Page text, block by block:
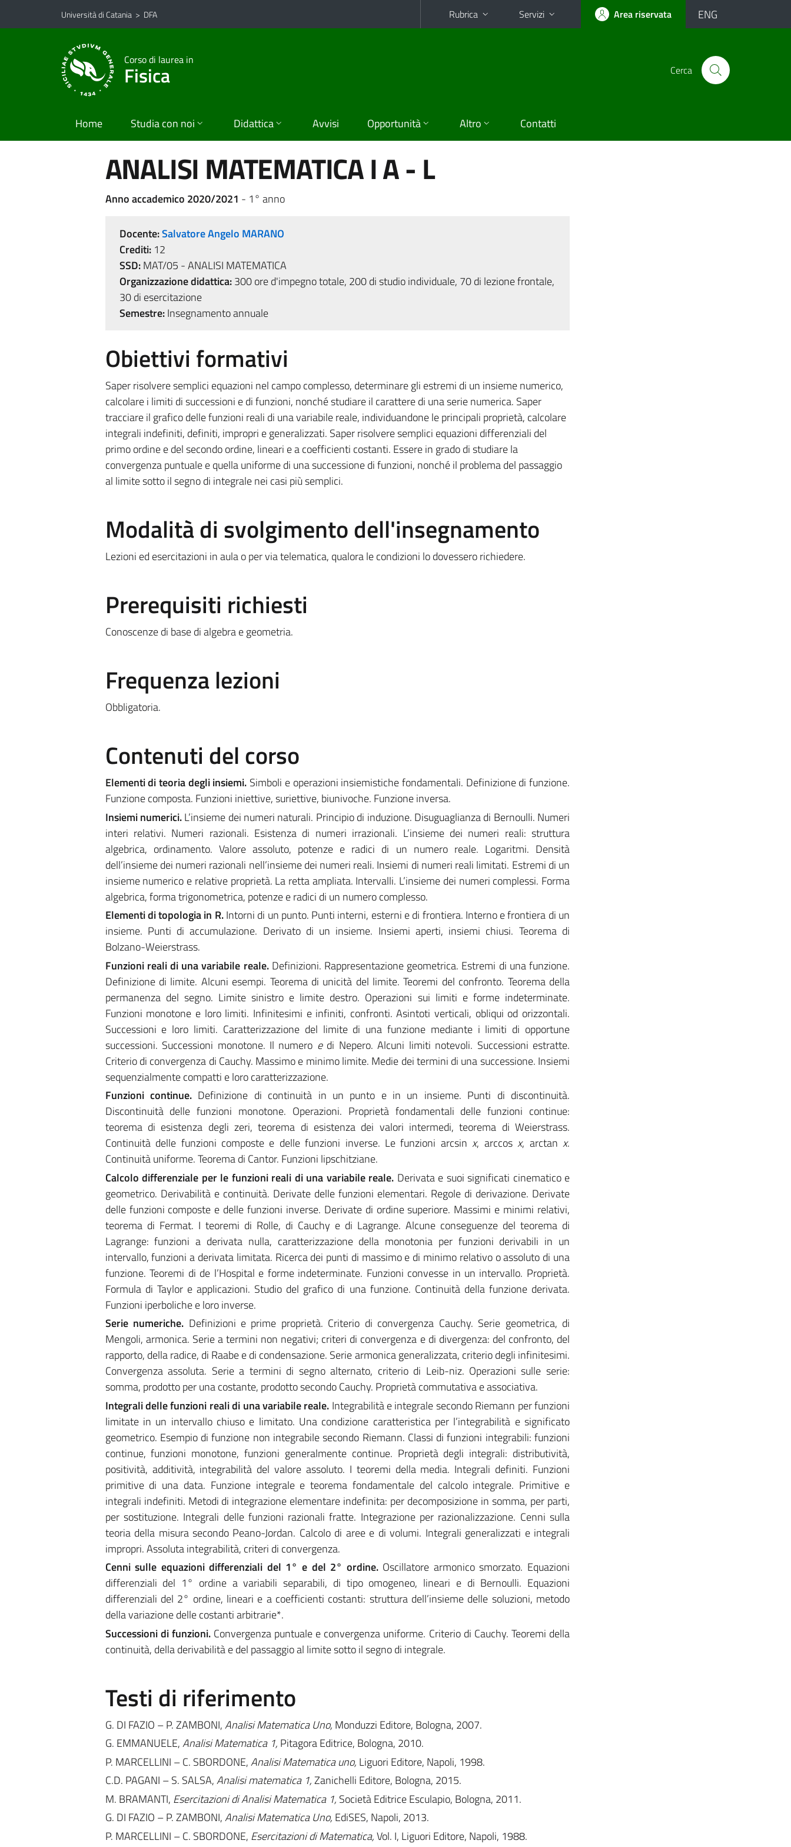
Vai al contenuto principale
Vai al menu di navigazione
Università di Catania > DFA Rubrica Servizi Area riservata ENG
Corso di laurea in
Fisica Cerca
Home Studia con noi Didattica Avvisi Opportunità Altro Contatti
ANALISI MATEMATICA I A - L
Anno accademico 2020/2021 - 1° anno
Docente:Salvatore Angelo MARANO
Crediti:12
SSD:MAT/05 - ANALISI MATEMATICA
Organizzazione didattica:300 ore d'impegno totale, 200 di studio individuale, 70 di lezione frontale,
30 di esercitazione
Semestre:Insegnamento annuale
Obiettivi formativi
Saper risolvere semplici equazioni nel campo complesso, determinare gli estremi di un insieme numerico,
calcolare i limiti di successioni e di funzioni, nonché studiare il carattere di una serie numerica. Saper
tracciare il grafico delle funzioni reali di una variabile reale, individuandone le principali proprietà, calcolare
integrali indefiniti, definiti, impropri e generalizzati. Saper risolvere semplici equazioni differenziali del
primo ordine e del secondo ordine, lineari e a coefficienti costanti. Essere in grado di studiare la
convergenza puntuale e quella uniforme di una successione di funzioni, nonché il problema del passaggio
al limite sotto il segno di integrale nei casi più semplici.
Modalità di svolgimento dell'insegnamento
Lezioni ed esercitazioni in aula o per via telematica, qualora le condizioni lo dovessero richiedere.
Prerequisiti richiesti
Conoscenze di base di algebra e geometria.
Frequenza lezioni
Obbligatoria.
Contenuti del corso
Elementi di teoria degli insiemi. Simboli e operazioni insiemistiche fondamentali. Definizione di funzione.
Funzione composta. Funzioni iniettive, suriettive, biunivoche. Funzione inversa.
Insiemi numerici.L’insieme dei numeri naturali. Principio di induzione. Disuguaglianza di Bernoulli. Numeri
interi relativi. Numeri razionali. Esistenza di numeri irrazionali. L’insieme dei numeri reali: struttura
algebrica, ordinamento. Valore assoluto, potenze e radici di un numero reale. Logaritmi. Densità
dell’insieme dei numeri razionali nell’insieme dei numeri reali. Insiemi di numeri reali limitati. Estremi di un
insieme numerico e relative proprietà. La retta ampliata. Intervalli. L’insieme dei numeri complessi. Forma
algebrica, forma trigonometrica, potenze e radici di un numero complesso.
Elementi di topologia in R.Intorni di un punto. Punti interni, esterni e di frontiera. Interno e frontiera di un
insieme. Punti di accumulazione. Derivato di un insieme. Insiemi aperti, insiemi chiusi. Teorema di
Bolzano-Weierstrass.
Funzioni reali di una variabile reale. Definizioni. Rappresentazione geometrica. Estremi di una funzione.
Definizione di limite. Alcuni esempi. Teorema di unicità del limite. Teoremi del confronto. Teorema della
permanenza del segno. Limite sinistro e limite destro. Operazioni sui limiti e forme indeterminate.
Funzioni monotone e loro limiti. Infinitesimi e infiniti, confronti. Asintoti verticali, obliqui od orizzontali.
Successioni e loro limiti. Caratterizzazione del limite di una funzione mediante i limiti di opportune
successioni. Successioni monotone. Il numero edi Nepero. Alcuni limiti notevoli. Successioni estratte.
Criterio di convergenza di Cauchy. Massimo e minimo limite. Medie dei termini di una successione. Insiemi
sequenzialmente compatti e loro caratterizzazione.
Funzioni continue. Definizione di continuità in un punto e in un insieme. Punti di discontinuità.
Discontinuità delle funzioni monotone. Operazioni. Proprietà fondamentali delle funzioni continue:
teorema di esistenza degli zeri, teorema di esistenza dei valori intermedi, teorema di Weierstrass.
Continuità delle funzioni composte e delle funzioni inverse. Le funzioni arcsinx, arccosx, arctan x.
Continuità uniforme. Teorema di Cantor. Funzioni lipschitziane.
Calcolo differenziale per le funzioni reali di una variabile reale. Derivata e suoi significati cinematico e
geometrico. Derivabilità e continuità. Derivate delle funzioni elementari. Regole di derivazione. Derivate
delle funzioni composte e delle funzioni inverse. Derivate di ordine superiore. Massimi e minimi relativi,
teorema di Fermat. I teoremi di Rolle, di Cauchy e di Lagrange. Alcune conseguenze del teorema di
Lagrange: funzioni a derivata nulla, caratterizzazione della monotonia per funzioni derivabili in un
intervallo, funzioni a derivata limitata. Ricerca dei punti di massimo e di minimo relativo o assoluto di una
funzione. Teoremi di de l’Hospital e forme indeterminate. Funzioni convesse in un intervallo. Proprietà.
Formula di Taylor e applicazioni. Studio del grafico di una funzione. Continuità della funzione derivata.
Funzioni iperboliche e loro inverse.
Serie numeriche. Definizioni e prime proprietà. Criterio di convergenza Cauchy. Serie geometrica, di
Mengoli, armonica. Serie a termini non negativi; criteri di convergenza e di divergenza: del confronto, del
rapporto, della radice, di Raabe e di condensazione. Serie armonica generalizzata, criterio degli infinitesimi.
Convergenza assoluta. Serie a termini di segno alternato, criterio di Leib-niz. Operazioni sulle serie:
somma, prodotto per una costante, prodotto secondo Cauchy. Proprietà commutativa e associativa.
Integrali delle funzioni reali di una variabile reale. Integrabilità e integrale secondo Riemann per funzioni
limitate in un intervallo chiuso e limitato. Una condizione caratteristica per l’integrabilità e significato
geometrico. Esempio di funzione non integrabile secondo Riemann. Classi di funzioni integrabili: funzioni
continue, funzioni monotone, funzioni generalmente continue. Proprietà degli integrali: distributività,
positività, additività, integrabilità del valore assoluto. I teoremi della media. Integrali definiti. Funzioni
primitive di una data. Funzione integrale e teorema fondamentale del calcolo integrale. Primitive e
integrali indefiniti. Metodi di integrazione elementare indefinita: per decomposizione in somma, per parti,
per sostituzione. Integrali delle funzioni razionali fratte. Integrazione per razionalizzazione. Cenni sulla
teoria della misura secondo Peano-Jordan. Calcolo di aree e di volumi. Integrali generalizzati e integrali
impropri. Assoluta integrabilità, criteri di convergenza.
Cenni sulle equazioni differenziali del 1° e del 2° ordine. Oscillatore armonico smorzato. Equazioni
differenziali del 1° ordine a variabili separabili, di tipo omogeneo, lineari e di Bernoulli. Equazioni
differenziali del 2° ordine, lineari e a coefficienti costanti: struttura dell’insieme delle soluzioni, metodo
della variazione delle costanti arbitrarie*.
Successioni di funzioni. Convergenza puntuale e convergenza uniforme. Criterio di Cauchy. Teoremi della
continuità, della derivabilità e del passaggio al limite sotto il segno di integrale.
Testi di riferimento
G. DI FAZIO – P. ZAMBONI,Analisi Matematica Uno, Monduzzi Editore, Bologna, 2007.
G. EMMANUELE,Analisi Matematica 1, Pitagora Editrice, Bologna, 2010.
P. MARCELLINI – C. SBORDONE,Analisi Matematica uno, Liguori Editore, Napoli, 1998.
C.D. PAGANI – S. SALSA,Analisi matematica 1,Zanichelli Editore, Bologna, 2015.
M. BRAMANTI, Esercitazioni di Analisi Matematica 1, Società Editrice Esculapio, Bologna, 2011.
G. DI FAZIO – P. ZAMBONI,Analisi Matematica Uno, EdiSES, Napoli, 2013.
P. MARCELLINI – C. SBORDONE, Esercitazioni di Matematica,Vol. I, Liguori Editore, Napoli, 1988.